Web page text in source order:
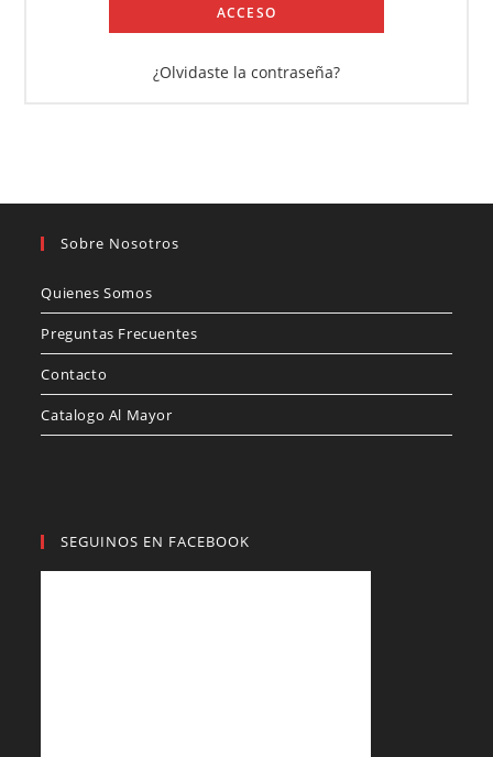
ACCESO
¿Olvidaste la contraseña?
Sobre Nosotros
Quienes Somos
Preguntas Frecuentes
Contacto
Catalogo Al Mayor
SEGUINOS EN FACEBOOK